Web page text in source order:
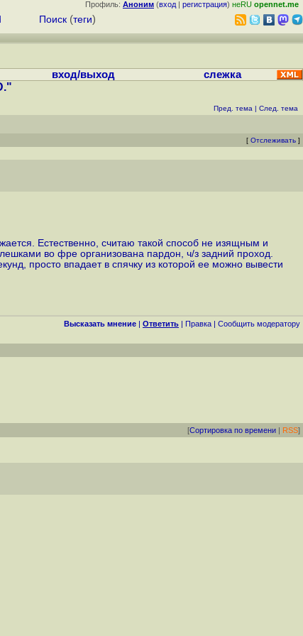
Профиль: Аноним (вход | регистрация) неRU opennet.me
Поиск (теги)
вход/выход слежка
Пред. тема | След. тема
[ Отслеживать ]
Естественно, считаю такой способ не изящным и
во фре организована пардон, ч/з задний проход.
просто впадает в спячку из которой ее можно вывести
Высказать мнение | Ответить | Правка | Cообщить модератору
[Сортировка по времени | RSS]